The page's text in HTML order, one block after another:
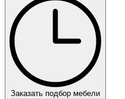
Заказать подбор мебели